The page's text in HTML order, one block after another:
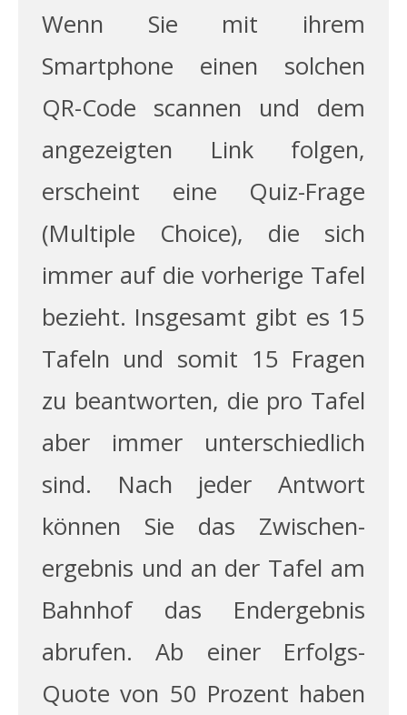
Wenn Sie mit ihrem
Smartphone einen solchen
QR-Code scannen und dem
angezeigten Link folgen,
erscheint eine Quiz-Frage
(Multiple Choice), die sich
immer auf die vorherige Tafel
bezieht. Insgesamt gibt es 15
Tafeln und somit 15 Fragen
zu beantworten, die pro Tafel
aber immer unterschiedlich
sind. Nach jeder Antwort
können Sie das Zwischen­
ergebnis und an der Tafel am
Bahnhof das End­ergebnis
abrufen. Ab einer Erfolgs-
Quote von 50 Prozent haben